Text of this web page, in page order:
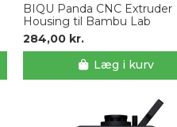
BIQU Panda CNC Extruder
Housing til Bambu Lab
284,00 kr.
Læg i kurv